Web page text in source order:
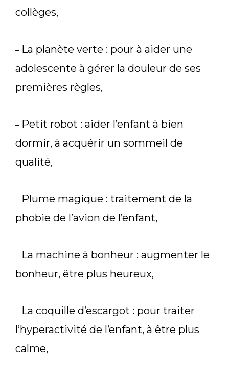
collèges,
– La planète verte : pour à aider une
adolescente à gérer la douleur de ses
premières règles,
– Petit robot : aider l’enfant à bien
dormir, à acquérir un sommeil de
qualité,
– Plume magique : traitement de la
phobie de l’avion de l’enfant,
– La machine à bonheur : augmenter le
bonheur, être plus heureux,
– La coquille d’escargot : pour traiter
l’hyperactivité de l’enfant, à être plus
calme,